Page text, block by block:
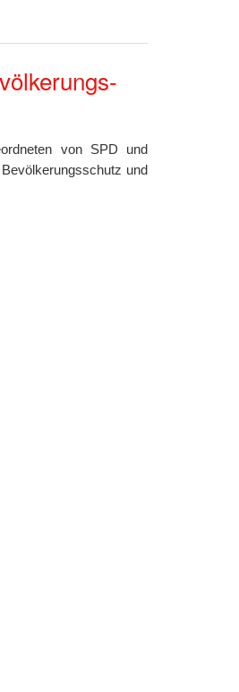
von SPD und
und